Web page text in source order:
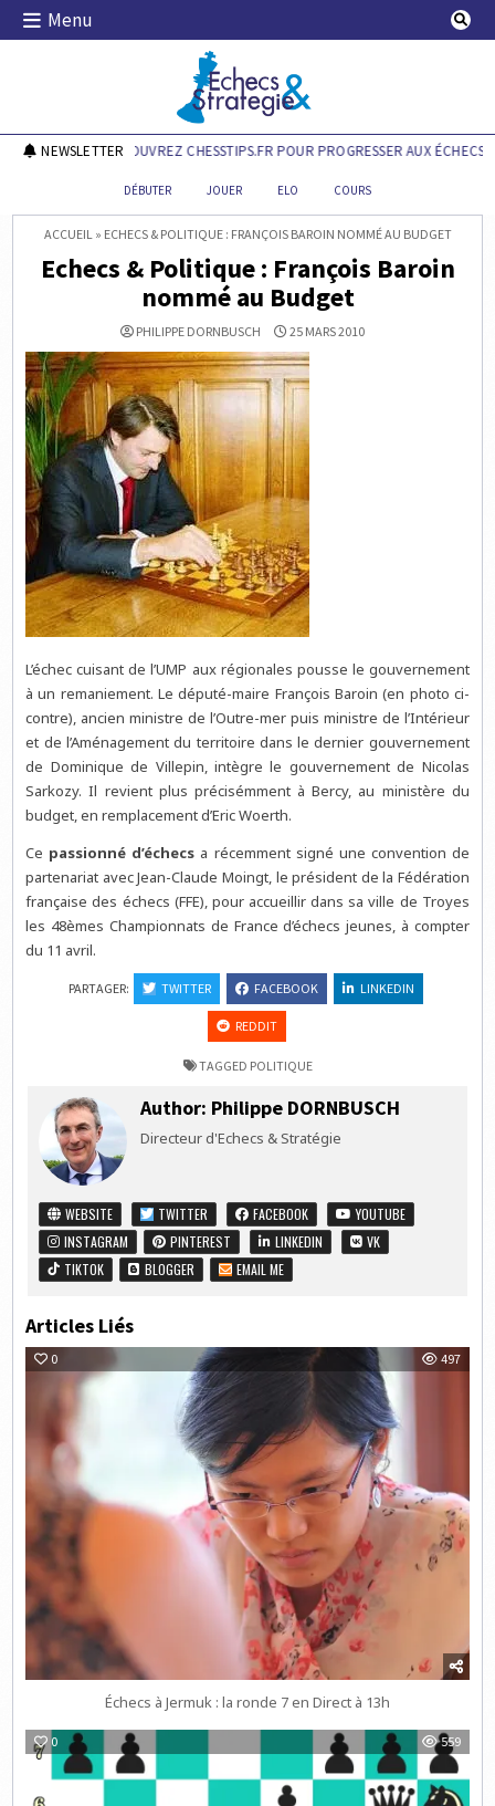
Skip
Menu
Echecs & Stratégie
NEWSLETTERDÉCOUVREZ CHESSTIPS.FR POUR PROGRESSER AUX ÉCHECS !
DÉBUTER JOUER ELO COURS
ACCUEIL» ECHECS & POLITIQUE : FRANÇOIS BAROIN NOMMÉ AU BUDGET
Echecs & Politique : François Baroin
nommé au Budget
PHILIPPE DORNBUSCH 25 MARS 2010
L’échec cuisant de l’UMP aux régionales pousse le gouvernement
à un remaniement. Le député-maire François Baroin (en photo ci-
contre), ancien ministre de l’Outre-mer puis ministre de l’Intérieur
et de l’Aménagement du territoire dans le dernier gouvernement
de Dominique de Villepin, intègre le gouvernement de Nicolas
Sarkozy. Il revient plus précisémment à Bercy, au ministère du
budget, en remplacement d’Eric Woerth.
Ce passionné d’échecs a récemment signé une convention de
partenariat avec Jean-Claude Moingt, le président de la Fédération
française des échecs (FFE), pour accueillir dans sa ville de Troyes
les 48èmes Championnats de France d’échecs jeunes, à compter
du 11 avril.
PARTAGER: TWITTER FACEBOOK LINKEDIN
REDDIT
TAGGED POLITIQUE
Author: Philippe DORNBUSCH
Directeur d'Echecs & Stratégie
WEBSITE TWITTER FACEBOOK
YOUTUBE
INSTAGRAM
PINTEREST LINKEDIN
VK
TIKTOK
BLOGGER EMAIL ME
Articles Liés
0 497
Échecs à Jermuk : la ronde 7 en Direct à 13h
0 559